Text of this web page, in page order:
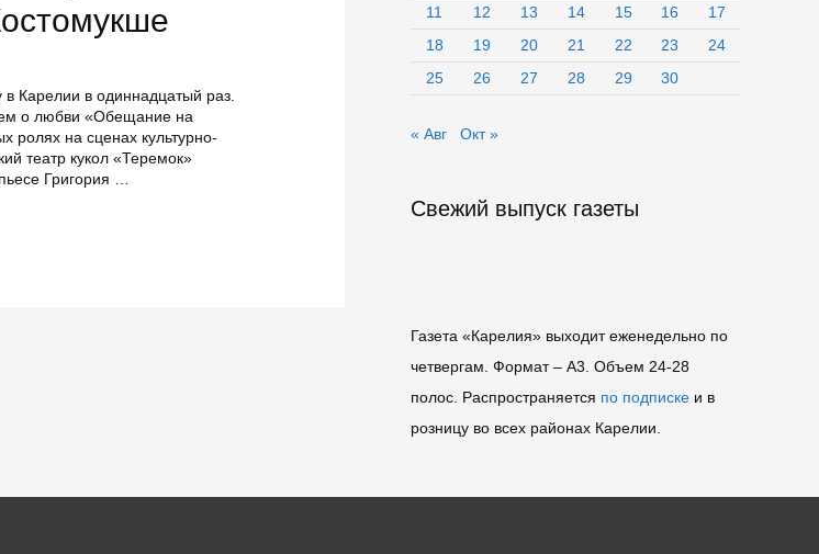
Карелии в одиннадцатый раз.
о любви «Обещание на
ролях на сценах культурно-
театр кукол «Теремок»
Григория …
11
12 13 14 15 16
17
18
19 20 21 22 23
24
25
26 27 28 29 30
« Авг Окт »
Свежий выпуск газеты
Газета «Карелия» выходит еженедельно по
четвергам. Формат – A3. Объем 24-28
полос. Распространяется по подписке и в
розницу во всех районах Карелии.